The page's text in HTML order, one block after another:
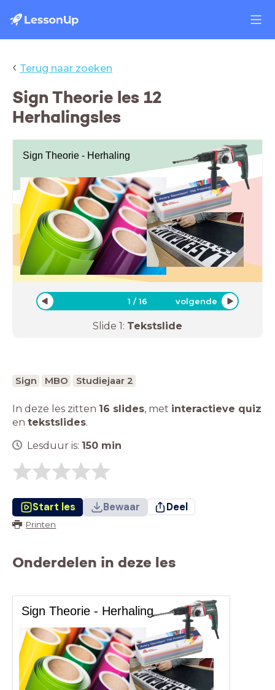
‹ Terug naar zoeken
Sign Theorie les 12
Herhalingsles
Sign Theorie - Herhaling
1 /16 volgende
Slide 1: Tekstslide
Sign MBO Studiejaar 2
In deze les zitten 16 slides, met interactieve quiz
en tekstslides.
Lesduur is: 150 min
Start les Bewaar Deel
Printen
Onderdelen in deze les
Sign Theorie - Herhaling